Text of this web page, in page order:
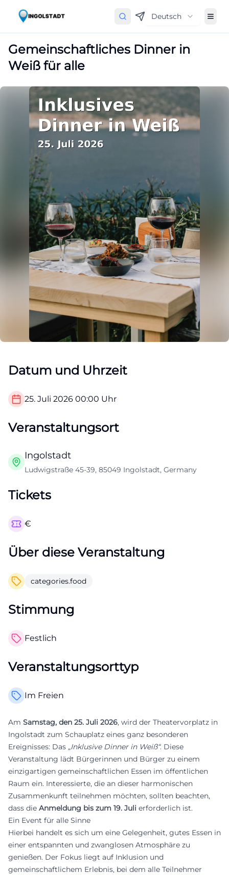
Deutsch
Gemeinschaftliches Dinner in
Weiß für alle
Datum und Uhrzeit
25. Juli 2026 00:00 Uhr
Veranstaltungsort
Ingolstadt
Ludwigstraße 45-39, 85049 Ingolstadt, Germany
Tickets
€
Über diese Veranstaltung
categories.food
Stimmung
Festlich
Veranstaltungsorttyp
Im Freien
Am Samstag, den 25. Juli 2026, wird der Theatervorplatz in
Ingolstadt zum Schauplatz eines ganz besonderen
Ereignisses: Das „Inklusive Dinner in Weiß“. Diese
Veranstaltung lädt Bürgerinnen und Bürger zu einem
einzigartigen gemeinschaftlichen Essen im öffentlichen
Raum ein. Interessierte, die an dieser harmonischen
Zusammenkunft teilnehmen möchten, sollten beachten,
dass die Anmeldung bis zum 19. Juli erforderlich ist.
Ein Event für alle Sinne
Hierbei handelt es sich um eine Gelegenheit, gutes Essen in
einer entspannten und zwanglosen Atmosphäre zu
genießen. Der Fokus liegt auf Inklusion und
gemeinschaftlichem Erlebnis, bei dem alle Teilnehmer